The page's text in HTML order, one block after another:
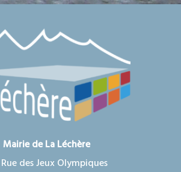
Mairie de La Léchère
des Jeux Olympiques